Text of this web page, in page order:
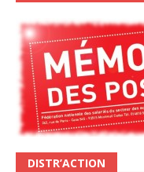
DISTR’ACTION